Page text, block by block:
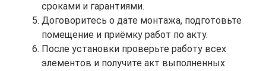
сроками и гарантиями.
Договоритесь о дате монтажа, подготовьте
помещение и приёмку работ по акту.
После установки проверьте работу всех
элементов и получите акт выполненных